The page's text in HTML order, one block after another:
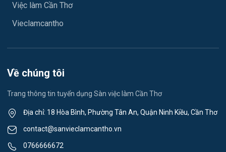
Vệ sinh công nghiệp
Thể dục - thể thao
Lái xe
Tiếng Nhật
Việc làm Vĩnh Phước
Việc làm Nhơn Ái
Việc làm Cần Thơ
Vieclamcantho
Về chúng tôi
Trang thông tin tuyển dụng Sàn việc làm Cần Thơ
Địa chỉ: 18 Hòa Bình, Phường Tân An, Quận Ninh Kiều, Cần Thơ
contact@sanvieclamcantho.vn
0766666672